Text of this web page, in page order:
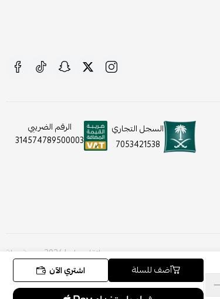
أضف للسلة اشتري الآن
السجل التجاري
7053421538
الرقم الضريبي
314574789500003
صنع بإتقان على | 2026 منصة سلة